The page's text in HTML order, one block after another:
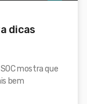
dicas
mostra que
bem